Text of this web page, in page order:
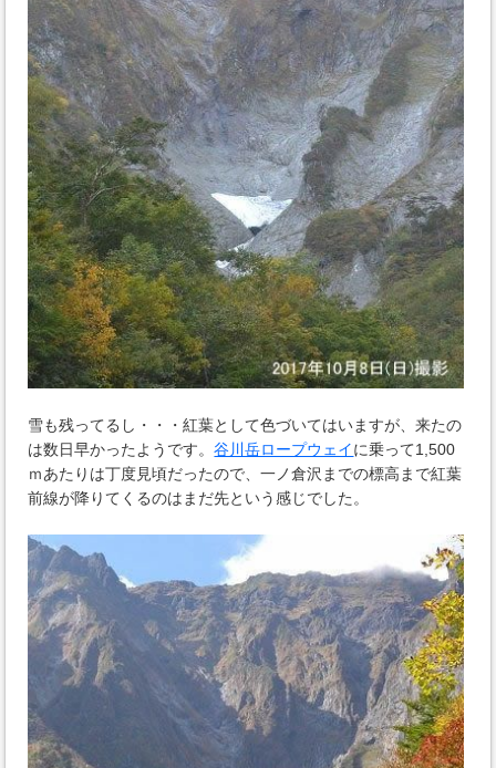
雪も残ってるし・・・紅葉として色づいてはいますが、来たの
は数日早かったようです。谷川岳ロープウェイに乗って1,500
ｍあたりは丁度見頃だったので、一ノ倉沢までの標高まで紅葉
前線が降りてくるのはまだ先という感じでした。